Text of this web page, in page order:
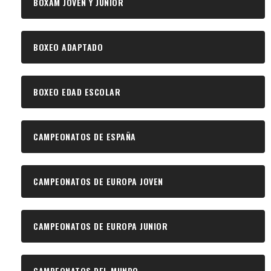
BOXEO ADAPTADO
BOXEO EDAD ESCOLAR
CAMPEONATOS DE ESPAÑA
CAMPEONATOS DE EUROPA JOVEN
CAMPEONATOS DE EUROPA JUNIOR